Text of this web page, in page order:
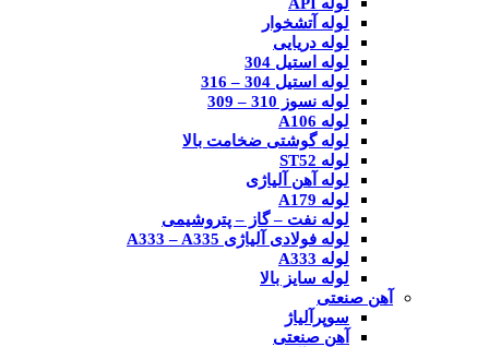
لوله آتشخوار
لوله دریایی
لوله استیل 304
لوله استیل 304 – 316
لوله نسوز 310 – 309
لوله A106
لوله گوشتی ضخامت بالا
لوله ST52
لوله آهن آلیاژی
لوله A179
لوله نفت – گاز – پتروشیمی
لوله فولادی آلیاژی A333 – A335
لوله A333
لوله سایز بالا
آهن صنعتی
سوپرآلیاژ
آهن صنعتی